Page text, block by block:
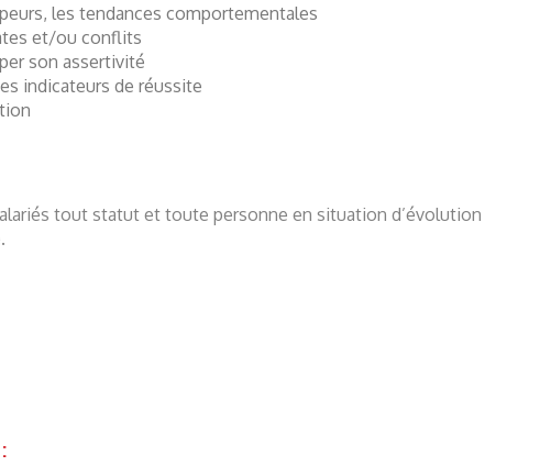
les tendances comportementales
et/ou conflits
son assertivité
indicateurs de réussite
tout statut et toute personne en situation d’évolution